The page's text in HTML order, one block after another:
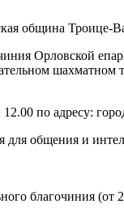
Орловской
шахматном
по адресу:
общения и
благочиния (от